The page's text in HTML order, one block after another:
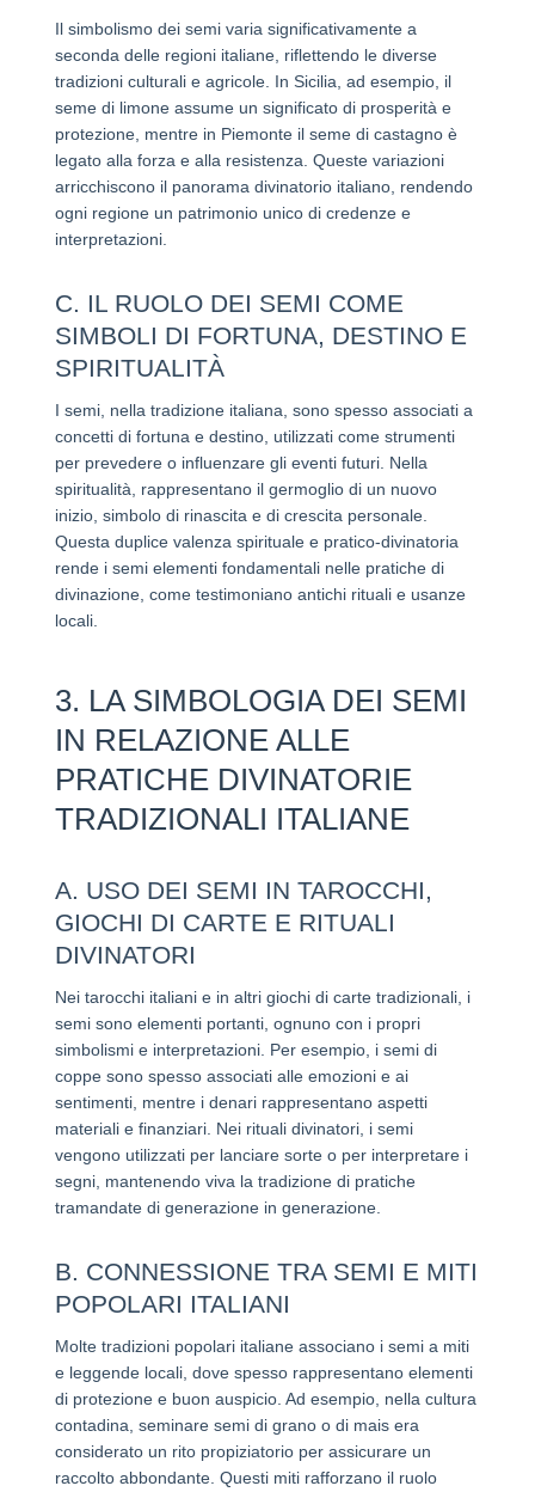
Il simbolismo dei semi varia significativamente a
seconda delle regioni italiane, riflettendo le diverse
tradizioni culturali e agricole. In Sicilia, ad esempio, il
seme di limone assume un significato di prosperità e
protezione, mentre in Piemonte il seme di castagno è
legato alla forza e alla resistenza. Queste variazioni
arricchiscono il panorama divinatorio italiano, rendendo
ogni regione un patrimonio unico di credenze e
interpretazioni.
C. IL RUOLO DEI SEMI COME
SIMBOLI DI FORTUNA, DESTINO E
SPIRITUALITÀ
I semi, nella tradizione italiana, sono spesso associati a
concetti di fortuna e destino, utilizzati come strumenti
per prevedere o influenzare gli eventi futuri. Nella
spiritualità, rappresentano il germoglio di un nuovo
inizio, simbolo di rinascita e di crescita personale.
Questa duplice valenza spirituale e pratico-divinatoria
rende i semi elementi fondamentali nelle pratiche di
divinazione, come testimoniano antichi rituali e usanze
locali.
3. LA SIMBOLOGIA DEI SEMI
IN RELAZIONE ALLE
PRATICHE DIVINATORIE
TRADIZIONALI ITALIANE
A. USO DEI SEMI IN TAROCCHI,
GIOCHI DI CARTE E RITUALI
DIVINATORI
Nei tarocchi italiani e in altri giochi di carte tradizionali, i
semi sono elementi portanti, ognuno con i propri
simbolismi e interpretazioni. Per esempio, i semi di
coppe sono spesso associati alle emozioni e ai
sentimenti, mentre i denari rappresentano aspetti
materiali e finanziari. Nei rituali divinatori, i semi
vengono utilizzati per lanciare sorte o per interpretare i
segni, mantenendo viva la tradizione di pratiche
tramandate di generazione in generazione.
B. CONNESSIONE TRA SEMI E MITI
POPOLARI ITALIANI
Molte tradizioni popolari italiane associano i semi a miti
e leggende locali, dove spesso rappresentano elementi
di protezione e buon auspicio. Ad esempio, nella cultura
contadina, seminare semi di grano o di mais era
considerato un rito propiziatorio per assicurare un
raccolto abbondante. Questi miti rafforzano il ruolo